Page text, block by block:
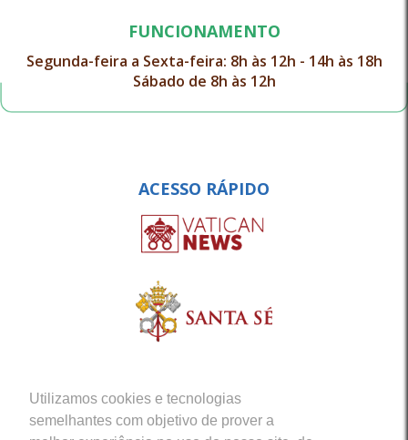
Utilizamos cookies e tecnologias
semelhantes com objetivo de prover a
FUNCIONAMENTO
Segunda-feira a Sexta-feira: 8h às 12h - 14h às 18h
Sábado de 8h às 12h
ACESSO RÁPIDO